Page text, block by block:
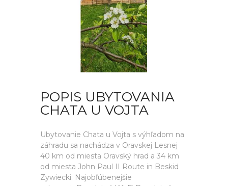
POPIS UBYTOVANIA
CHATA U VOJTA
Ubytovanie Chata u Vojta s výhľadom na
záhradu sa nachádza v Oravskej Lesnej
40 km od miesta Oravský hrad a 34 km
od miesta John Paul II Route in Beskid
Zywiecki. Najobľúbenejšie